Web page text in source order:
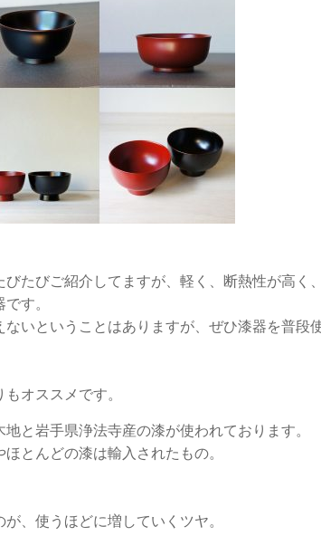
たびご紹介してますが、軽く、断熱性が高く
す。
いということはありますが、ぜひ漆器を普段
オススメです。
と岩手県浄法寺産の漆が使われております。
とんどの漆は輸入されたもの。
、使うほどに増していくツヤ。